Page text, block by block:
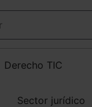
Derecho TIC
Sector jurídico